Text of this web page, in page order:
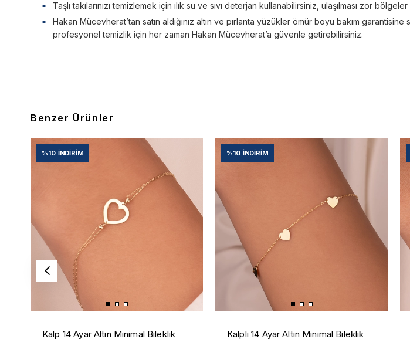
Taşlı takılarınızı temizlemek için ılık su ve sıvı deterjan kullanabilirsiniz, ulaşılması zor
Hakan Mücevherat’tan satın aldığınız altın ve pırlanta yüzükler ömür boyu bakım
profesyonel temizlik için her zaman Hakan Mücevherat’a güvenle getirebilirsiniz.
Benzer Ürünler
Kalp 14 Ayar Altın Minimal Bileklik
%10 İNDIRIM
Kalpli 14 Ayar Altın Minimal Bileklik
%10 İNDIRIM